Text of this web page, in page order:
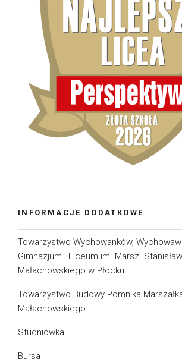
INFORMACJE DODATKOWE
Towarzystwo Wychowanków,
Gimnazjum i Liceum im. Marsz.
Małachowskiego w Płocku
Towarzystwo Budowy Pomnika
Małachowskiego
Studniówka
Bursa